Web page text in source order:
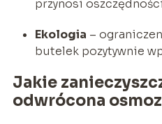
przynosi
Ekologia –
butelek pozytywnie
Jakie
odwrócona